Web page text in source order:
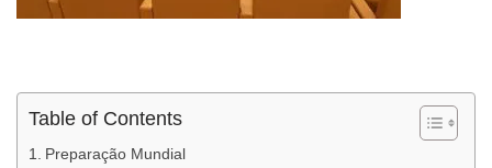
Table of Contents
Preparação Mundial